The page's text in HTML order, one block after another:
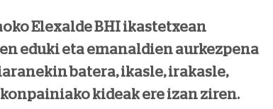
Elexalde BHI ikastetxean
eduki eta emanaldien aurkezpena
batera, ikasle, irakasle,
kideak ere izan ziren.